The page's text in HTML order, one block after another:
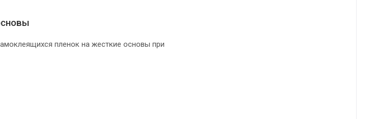
пленок на жесткие основы при